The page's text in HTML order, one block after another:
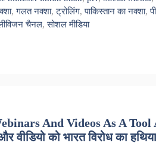
,गलत नक्शा,ट्रोलिंग,पाकिस्तान का नक्शा,
चैनल,सोशल मीडिया
And Videos As A
वीडियो को भारत विरोध का